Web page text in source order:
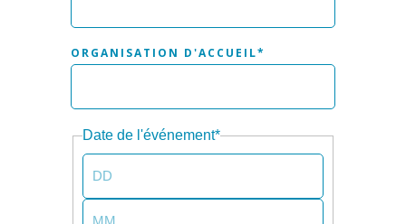
ORGANISATION D'ACCUEIL*
Date de l'événement*
JOUR